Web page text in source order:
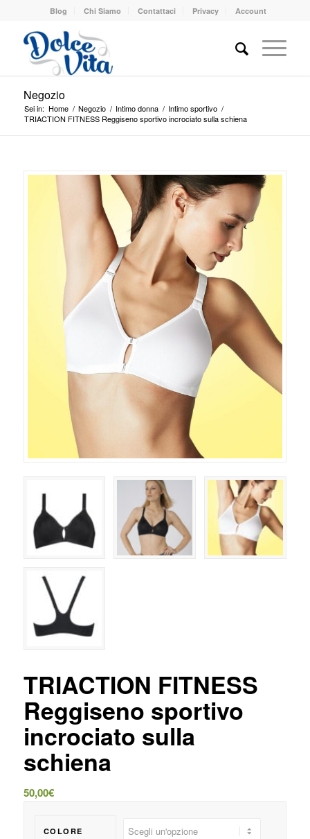
Blog Chi Siamo Contattaci Privacy Account
Negozio
Sei in: Home / Negozio / Intimo donna / Intimo sportivo /
TRIACTION FITNESS Reggiseno sportivo incrociato sulla schiena
TRIACTION FITNESS
Reggiseno sportivo
incrociato sulla
schiena
50,00€
COLORE